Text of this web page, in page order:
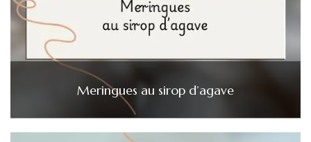
Meringues au sirop d’agave